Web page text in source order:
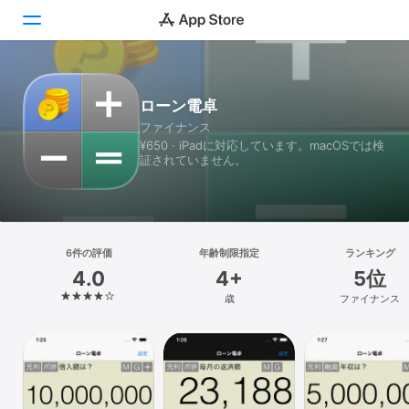
Today
ゲーム
アプリ
検索
プラットフォーム
iPhone
Mac
Vision
ローン電卓
ファイナンス
¥650 · iPadに対応しています。macOSでは検
証されていません。
6件の評価
4.0
年齢制限指定
4+
歳
ランキング
5位
ファイナンス